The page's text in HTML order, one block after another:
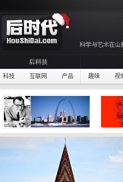
科技 互联网 产品 趣味 视